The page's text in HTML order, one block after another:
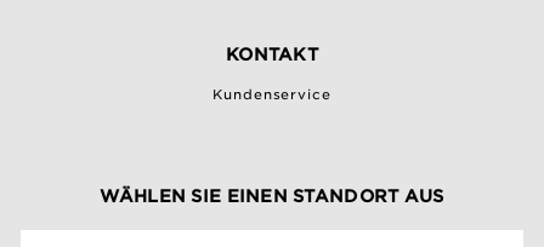
KONTAKT
Kundenservice
WÄHLEN SIE EINEN STANDORT AUS